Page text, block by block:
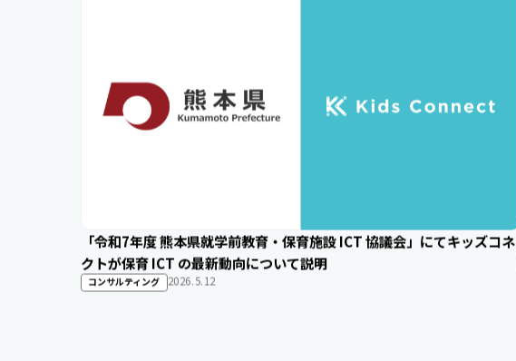
「令和7年度 熊本県就学前教育・保育施設 ICT 協議会」にてキッズコネ
クトが保育 ICT の最新動向について説明
コンサルティング 2026.5.12
更新：2026.6.29